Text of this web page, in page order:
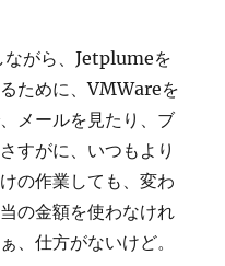
ながら、Jetplumeを
ために、VMWareを
メールを見たり、ブ
すがに、いつもより
の作業しても、変わ
の金額を使わなけれ
、仕方がないけど。